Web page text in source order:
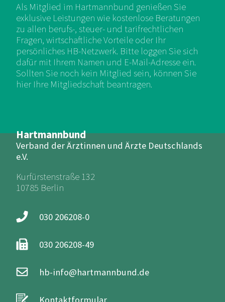
Hartmannbund
Verband der Ärztinnen und Ärzte Deutschlands
e.V.
Kurfürstenstraße 132
10785 Berlin
030 206208-0
030 206208-49
hb-info@hartmannbund.de
Kontaktformular
Als Mitglied im Hartmannbund genießen Sie
exklusive Leistungen wie kostenlose Beratungen
zu allen berufs-, steuer- und tarifrechtlichen
Fragen, wirtschaftliche Vorteile oder Ihr
persönliches HB-Netzwerk. Bitte loggen Sie sich
dafür mit Ihrem Namen und E-Mail-Adresse ein.
Sollten Sie noch kein Mitglied sein, können Sie
hier Ihre Mitgliedschaft beantragen.